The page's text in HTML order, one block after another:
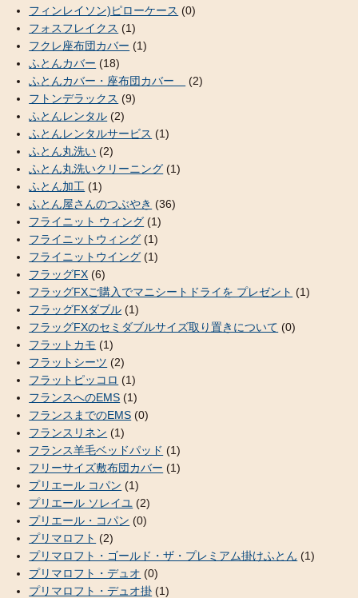
フィンレイソン)ピローケース (0)
フォスフレイクス (1)
フクレ座布団カバー (1)
ふとんカバー (18)
ふとんカバー・座布団カバー
(2)
フトンデラックス (9)
ふとんレンタル (2)
ふとんレンタルサービス (1)
ふとん丸洗い (2)
ふとん丸洗いクリーニング (1)
ふとん加工 (1)
ふとん屋さんのつぶやき (36)
フライニット ウィング (1)
フライニットウィング (1)
フライニットウイング (1)
フラッグFX (6)
フラッグFXご購入でマニシートドライを プレゼント (1)
フラッグFXダブル (1)
フラッグFXのセミダブルサイズ取り置きについて (0)
フラットカモ (1)
フラットシーツ (2)
フラットピッコロ (1)
フランスへのEMS (1)
フランスまでのEMS (0)
フランスリネン (1)
フランス羊毛ベッドパッド (1)
フリーサイズ敷布団カバー (1)
プリエール コパン (1)
プリエール ソレイユ (2)
プリエール・コパン (0)
プリマロフト (2)
プリマロフト・ゴールド・ザ・プレミアム掛けふとん (1)
プリマロフト・デュオ (0)
プリマロフト・デュオ掛 (1)